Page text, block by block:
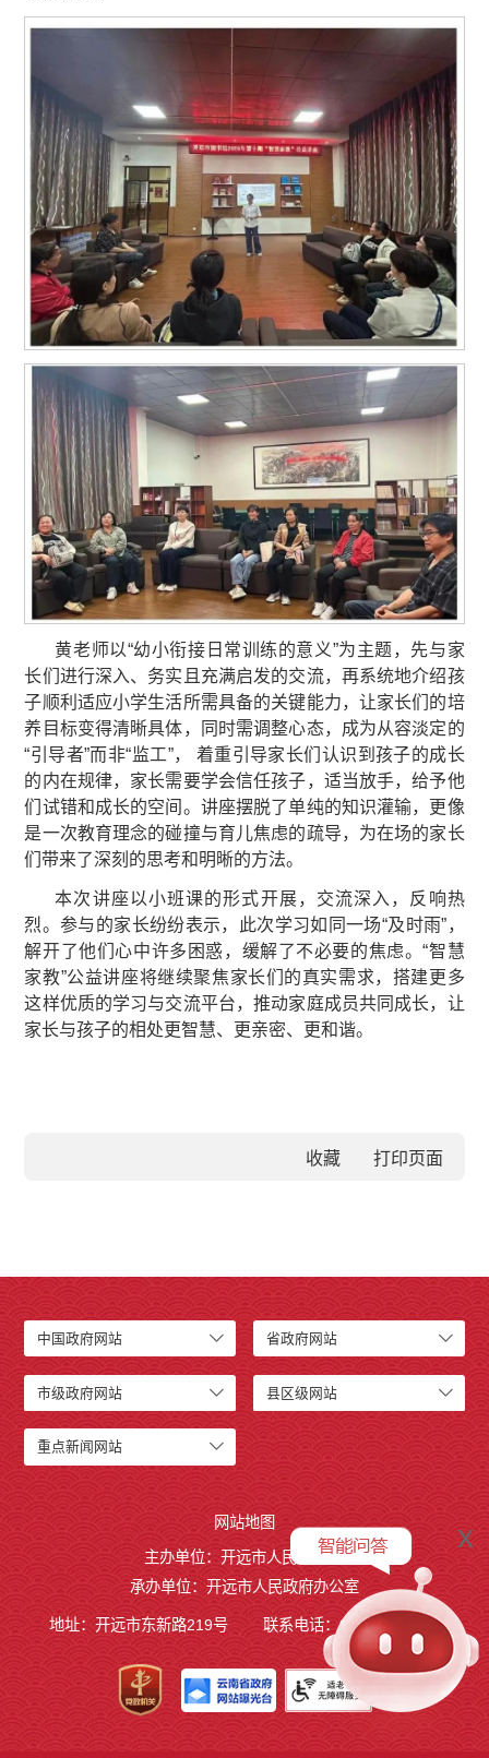
黄老师以“幼小衔接日常训练的意义”为主题，先与家
长们进行深入、务实且充满启发的交流，再系统地介绍孩
子顺利适应小学生活所需具备的关键能力，让家长们的培
养目标变得清晰具体，同时需调整心态，成为从容淡定的
“引导者”而非“监工”， 着重引导家长们认识到孩子的成长
的内在规律，家长需要学会信任孩子，适当放手，给予他
们试错和成长的空间。讲座摆脱了单纯的知识灌输，更像
是一次教育理念的碰撞与育儿焦虑的疏导，为在场的家长
们带来了深刻的思考和明晰的方法。
本次讲座以小班课的形式开展，交流深入，反响热
烈。参与的家长纷纷表示，此次学习如同一场“及时雨”，
解开了他们心中许多困惑，缓解了不必要的焦虑。“智慧
家教”公益讲座将继续聚焦家长们的真实需求，搭建更多
这样优质的学习与交流平台，推动家庭成员共同成长，让
家长与孩子的相处更智慧、更亲密、更和谐。
收藏
中国政府网站 省政府网站
市级政府网站 县区级网站
重点新闻网站
网站地图
主办单位：开远市人民政府
承办单位：开远市人民政府办公室
地址：开远市东新路219号 联系电话：0873-7236877
x